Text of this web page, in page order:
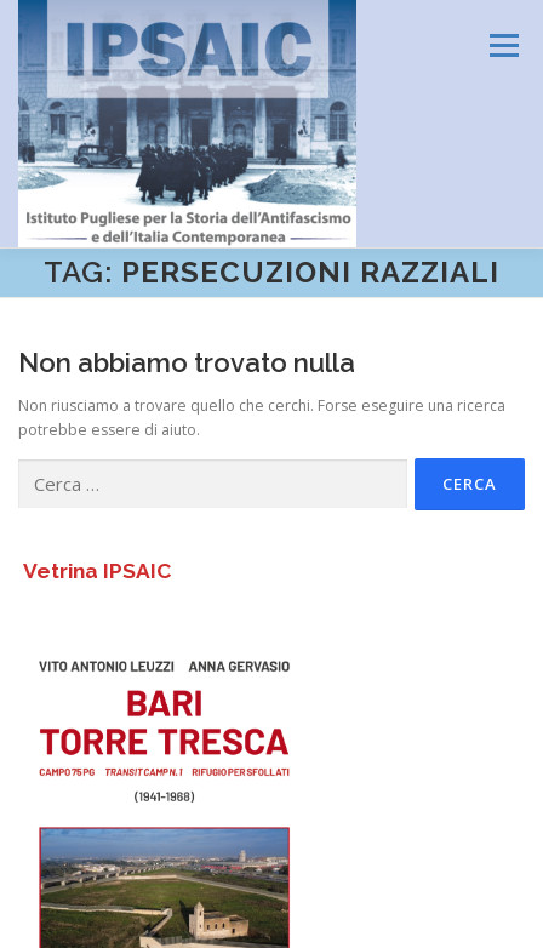
Passa
Menu
HOME L’ISTITUTO DIDATTICA E FORMAZIONE
AMMINISTRAZIONE TRASPARENTE
TAG: PERSECUZIONI RAZZIALI
Non abbiamo trovato nulla
Non riusciamo a trovare quello che cerchi. Forse eseguire una ricerca
potrebbe essere di aiuto.
per:
Vetrina IPSAIC